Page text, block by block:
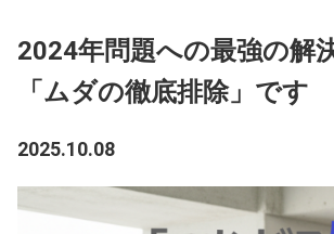
2024年問題への最強の解
「ムダの徹底排除」です
2025.10.08